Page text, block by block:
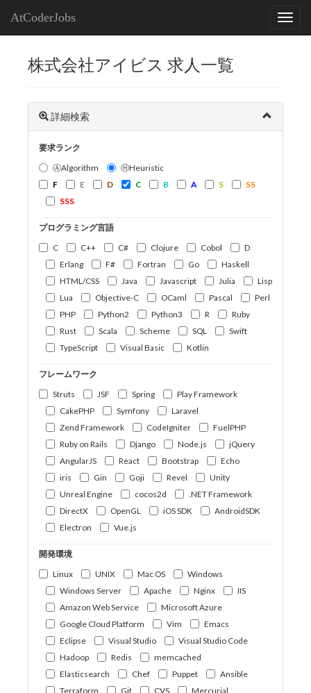
AtCoderJobs
株式会社アイビス 求人一覧
詳細検索
要求ランク
ⒶAlgorithm
ⒽHeuristic
F
E D C B A S
SS
SSS
プログラミング言語
C
C++ C# Clojure Cobol
D
Erlang
F# Fortran Go
Haskell
HTML/CSS
Java Javascript Julia
Lisp
Lua
Objective-C OCaml Pascal
Perl
PHP
Python2 Python3 R
Ruby
Rust
Scala Scheme SQL
Swift
TypeScript
Visual Basic Kotlin
フレームワーク
Struts
JSF Spring
Play Framework
CakePHP
Symfony
Laravel
Zend Framework
CodeIgniter
FuelPHP
Ruby on Rails
Django Node.js
jQuery
AngularJS
React Bootstrap
Echo
iris
Gin Goji Revel
Unity
Unreal Engine
cocos2d
.NET Framework
DirectX
OpenGL iOS SDK
AndroidSDK
Electron
Vue.js
開発環境
Linux
UNIX Mac OS
Windows
Windows Server
Apache Nginx
IIS
Amazon Web Service
Microsoft Azure
Google Cloud Platform
Vim
Emacs
Eclipse
Visual Studio
Visual Studio Code
Hadoop
Redis
memcached
Elasticsearch
Chef Puppet
Ansible
Terraform
Git CVS
Mercurial